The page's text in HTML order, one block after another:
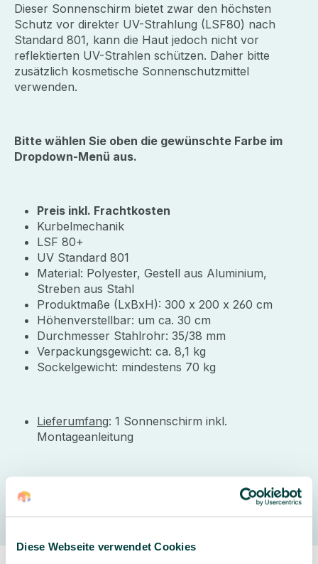
Diese Webseite verwendet Cookies
Dieser Sonnenschirm bietet zwar den höchsten
Schutz vor direkter UV-Strahlung (LSF80) nach
Standard 801, kann die Haut jedoch nicht vor
reflektierten UV-Strahlen schützen. Daher bitte
zusätzlich kosmetische Sonnenschutzmittel
verwenden.
Bitte wählen Sie oben die gewünschte Farbe im
Dropdown-Menü aus.
Preis inkl. Frachtkosten
Kurbelmechanik
LSF 80+
UV Standard 801
Material: Polyester, Gestell aus Aluminium,
Streben aus Stahl
Produktmaße (LxBxH): 300 x 200 x 260 cm
Höhenverstellbar: um ca. 30 cm
Durchmesser Stahlrohr: 35/38 mm
Verpackungsgewicht: ca. 8,1 kg
Sockelgewicht: mindestens 70 kg
Lieferumfang: 1 Sonnenschirm inkl.
Montageanleitung